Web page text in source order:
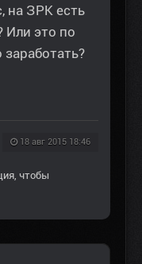
на ЗРК есть
Или это по
18 авг 2015 18:46
, чтобы